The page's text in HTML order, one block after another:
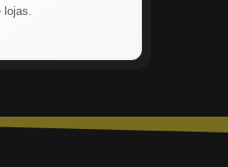
lojas.